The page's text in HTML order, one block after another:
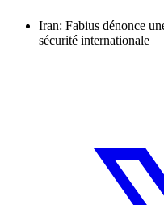
Iran: Fabius dénonce
sécurité internationale